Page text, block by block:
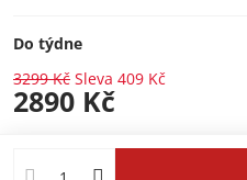
Do týdne
3299 Kč Sleva 409 Kč
2890 Kč